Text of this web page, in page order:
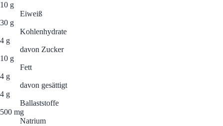
10 g
Eiweiß
30 g
Kohlenhydrate
4 g
davon Zucker
10 g
Fett
4 g
davon gesättigt
4 g
Ballaststoffe
500 mg
Natrium